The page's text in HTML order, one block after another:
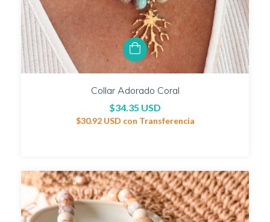
Collar Adorado Coral
$34.35 USD
$30.92 USD con Transferencia